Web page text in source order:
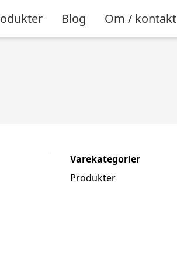
Blog Om / kontakt
Varekategorier
Produkter